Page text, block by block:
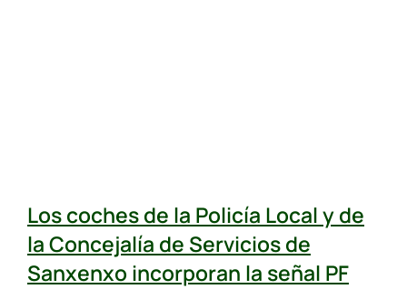
Los coches de la Policía Local y de
la Concejalía de Servicios de
Sanxenxo incorporan la señal PF